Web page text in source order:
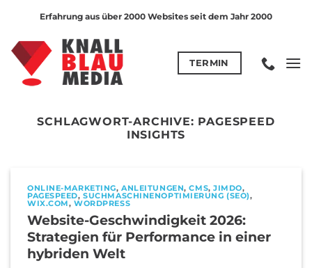
springen
Erfahrung aus über 2000 Websites seit dem Jahr 2000
TERMIN
SCHLAGWORT-ARCHIVE: PAGESPEED
INSIGHTS
ONLINE-MARKETING,ANLEITUNGEN,CMS,JIMDO,
PAGESPEED,SUCHMASCHINENOPTIMIERUNG (SEO),
WIX.COM,WORDPRESS
Website-Geschwindigkeit 2026:
Strategien für Performance in einer
hybriden Welt